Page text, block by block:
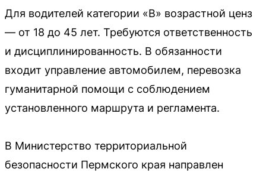
Для водителей категории «B» возрастной ценз
— от 18 до 45 лет. Требуются ответственность
и дисциплинированность. В обязанности
входит управление автомобилем, перевозка
гуманитарной помощи с соблюдением
установленного маршрута и регламента.
В Министерство территориальной
безопасности Пермского края направлен